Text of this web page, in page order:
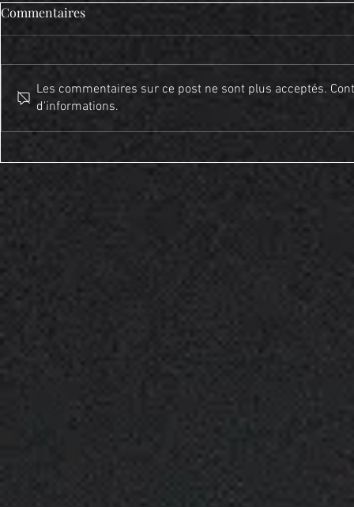
CHAMPIONNAT U 13 et
PUGET,
Commentaires
Les commentaires sur ce post ne sont plus acceptés.
d'informations.